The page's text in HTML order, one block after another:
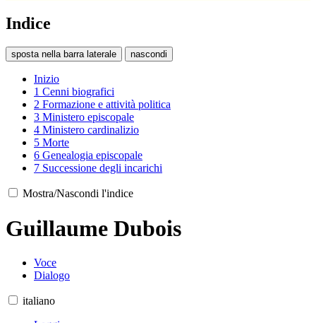
Indice
sposta nella barra laterale nascondi
Inizio
1 Cenni biografici
2 Formazione e attività politica
3 Ministero episcopale
4 Ministero cardinalizio
5 Morte
6 Genealogia episcopale
7 Successione degli incarichi
Mostra/Nascondi l'indice
Guillaume Dubois
Voce
Dialogo
italiano